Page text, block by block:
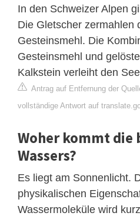
In den Schweizer Alpen
Die Gletscher zermahlen
Gesteinsmehl. Die
Gesteinsmehl und
Kalkstein verleiht den
Antrag auf Entfernung der
vollständige Antwort auf
Woher kommt die
Wassers?
Es liegt am Sonnenlicht.
physikalischen
Wassermoleküle wird